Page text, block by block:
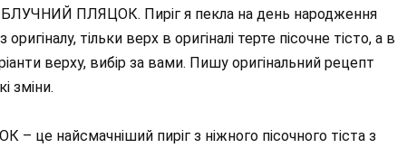
ПЛЯЦОК. Пиріг я пекла на день народження
тільки верх в оригіналі терте пісочне тісто, а в
верху, вибір за вами. Пишу оригінальний рецепт
зміни.
найсмачніший пиріг з ніжного пісочного тіста з